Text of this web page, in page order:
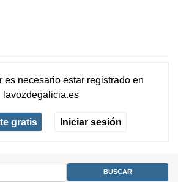
es necesario estar registradoen
lavozdegalicia.es
gratis Iniciar sesión